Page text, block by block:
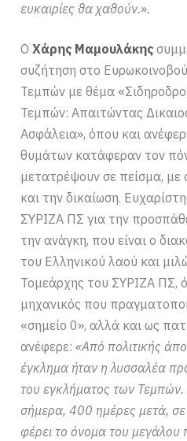
ευκαιρίες θα χαθούν.».
ΟΧάρης Μαμουλάκης
συζήτηση στο
Τεμπών με θέμα
Τεμπών: Απαιτώντας
Ασφάλεια», όπου και
θυμάτων κατάφεραν τον
μετατρέψουν σε πείσμα, με
και την δικαίωση.
ΣΥΡΙΖΑ ΠΣ για την
την ανάγκη, που είναι ο
του Ελληνικού λαού και
Τομεάρχης του ΣΥΡΙΖΑ ΠΣ,
μηχανικός που
«σημείο 0», αλλά και ως
ανέφερε:«Από πολιτικής
έγκλημα ήταν η λυσσαλέα
του εγκλήματος των
σήμερα, 400 ημέρες μετά,
φέρει το όνομα του μεγάλου